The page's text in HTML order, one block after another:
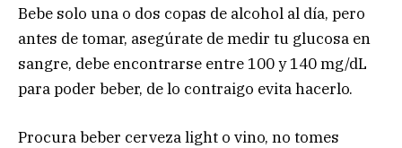
Bebe solo una o dos copas de alcohol al día, pero
antes de tomar, asegúrate de medir tu glucosa en
sangre, debe encontrarse entre 100 y 140 mg/dL
para poder beber, de lo contraigo evita hacerlo.
Procura beber cerveza light o vino, no tomes